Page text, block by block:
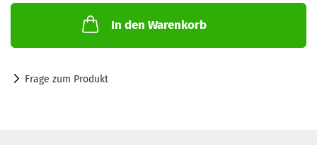
In den Warenkorb
Frage zum Produkt